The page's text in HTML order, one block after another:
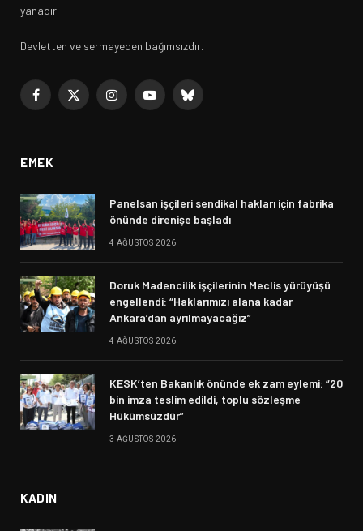
yanadır.
Devletten ve sermayeden bağımsızdır.
Facebook
X
InstagramYouTubeBluesky
EMEK
Panelsan işçileri sendikal hakları için fabrika
önünde direnişe başladı
4 AĞUSTOS 2026
Doruk Madencilik işçilerinin Meclis yürüyüşü
engellendi: “Haklarımızı alana kadar
Ankara’dan ayrılmayacağız”
4 AĞUSTOS 2026
KESK’ten Bakanlık önünde ek zam eylemi: “20
bin imza teslim edildi, toplu sözleşme
Hükümsüzdür”
3 AĞUSTOS 2026
KADIN